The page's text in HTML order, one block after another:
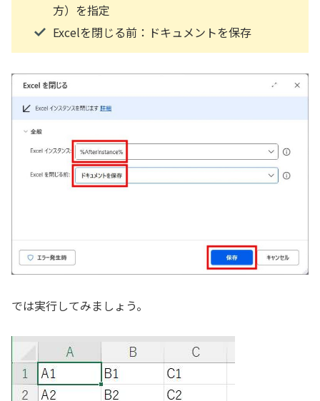
方）を指定
Excelを閉じる前：ドキュメントを保存
では実行してみましょう。